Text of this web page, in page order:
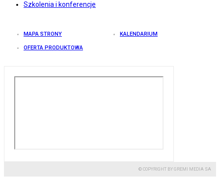
Szkolenia i konferencje
MAPA STRONY KALENDARIUM
OFERTA PRODUKTOWA
© COPYRIGHT BY GREMI MEDIA SA